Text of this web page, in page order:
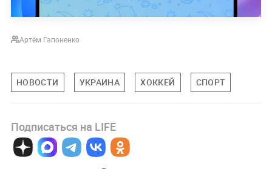
Артём Гапоненко
НОВОСТИ УКРАИНА ХОККЕЙ СПОРТ
Подписаться на LIFE